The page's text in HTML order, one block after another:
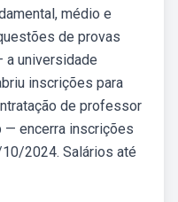
médio e
de provas
a universidade
inscrições para
de professor
— encerra inscrições
2024. Salários até